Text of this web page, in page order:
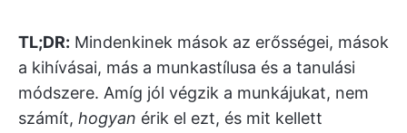
TL;DR: Mindenkinek mások az erősségei, mások
a kihívásai, más a munkastílusa és a tanulási
módszere. Amíg jól végzik a munkájukat, nem
számít, hogyan érik el ezt, és mit kellett